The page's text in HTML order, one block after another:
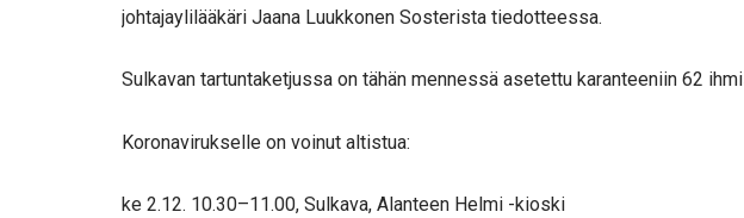
johtajaylilääkäri Jaana Luukkonen Sosterista tiedotteessa.
Sulkavan tartuntaketjussa on tähän mennessä asetettu karanteeniin 62
Koronavirukselle on voinut altistua:
ke 2.12. 10.30–11.00, Sulkava, Alanteen Helmi -kioski